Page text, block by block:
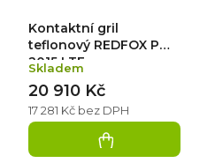
Kontaktní gril
teflonový REDFOX PM
2015 LTF
Skladem
17 281 Kč bez DPH
20 910 Kč